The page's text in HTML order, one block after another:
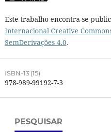
Este trabalho encontra-se
Internacional Creative
SemDerivações 4.0.
ISBN-13 (15)
978-989-99192-7-3
PESQUISAR